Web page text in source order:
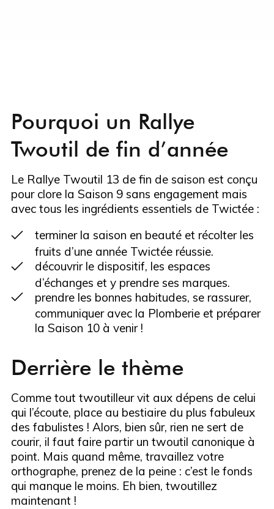
Pourquoi un Rallye
Twoutil de fin d’année
Le Rallye Twoutil 13 de fin de saison est conçu
pour clore la Saison 9 sans engagement mais
avec tous les ingrédients essentiels de Twictée :
terminer la saison en beauté et récolter les
fruits d’une année Twictée réussie.
découvrir le dispositif, les espaces
d’échanges et y prendre ses marques.
prendre les bonnes habitudes, se rassurer,
communiquer avec la Plomberie et préparer
la Saison 10 à venir !
Derrière le thème
Comme tout twoutilleur vit aux dépens de celui
qui l’écoute, place au bestiaire du plus fabuleux
des fabulistes ! Alors, bien sûr, rien ne sert de
courir, il faut faire partir un twoutil canonique à
point. Mais quand même, travaillez votre
orthographe, prenez de la peine : c’est le fonds
qui manque le moins. Eh bien, twoutillez
maintenant !